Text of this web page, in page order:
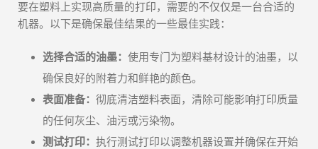
要在塑料上实现高质量的打印，需要的不仅仅是一台合适的
机器。以下是确保最佳结果的一些最佳实践：
选择合适的油墨： 使用专门为塑料基材设计的油墨，以
确保良好的附着力和鲜艳的颜色。
表面准备： 彻底清洁塑料表面，清除可能影响打印质量
的任何灰尘、油污或污染物。
测试打印： 执行测试打印以调整机器设置并确保在开始